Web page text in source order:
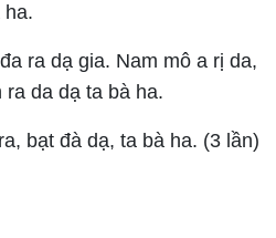
ha.
ra dạ gia. Nam mô a rị da,
da dạ ta bà ha.
bạt đà dạ, ta bà ha. (3 lần)